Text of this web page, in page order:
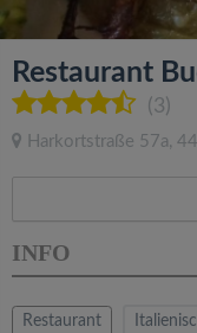
Restaurant
(3)
Harkortstraße 57a,
INFO
Restaurant
l
e
a